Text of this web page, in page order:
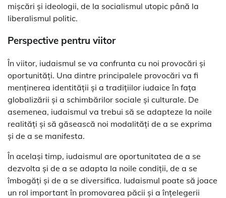
mișcări și ideologii, de la socialismul utopic până la
liberalismul politic.
Perspective pentru viitor
În viitor, iudaismul se va confrunta cu noi provocări și
oportunități. Una dintre principalele provocări va fi
menținerea identității și a tradițiilor iudaice în fața
globalizării și a schimbărilor sociale și culturale. De
asemenea, iudaismul va trebui să se adapteze la noile
realități și să găsească noi modalități de a se exprima
și de a se manifesta.
În același timp, iudaismul are oportunitatea de a se
dezvolta și de a se adapta la noile condiții, de a se
îmbogăți și de a se diversifica. Iudaismul poate să joace
un rol important în promovarea păcii și a înțelegerii